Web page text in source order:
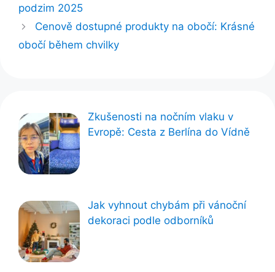
podzim 2025
Cenově dostupné produkty na obočí: Krásné
obočí během chvilky
Zkušenosti na nočním vlaku v
Evropě: Cesta z Berlína do Vídně
Jak vyhnout chybám při vánoční
dekoraci podle odborníků